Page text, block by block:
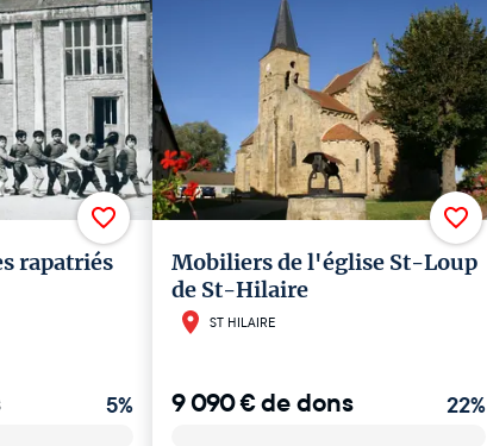
rapatriés
5%
Mobiliers de l'église St-Loup
de St-Hilaire
ST HILAIRE
9 090€de dons 22%